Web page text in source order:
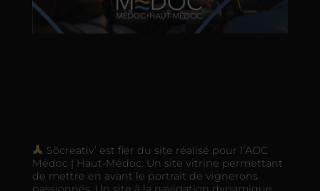
Sõcreativ’ est fier du site réalisé pour l’AOC
Médoc | Haut-Médoc. Un site vitrine permettant
de mettre en avant le portrait de vignerons